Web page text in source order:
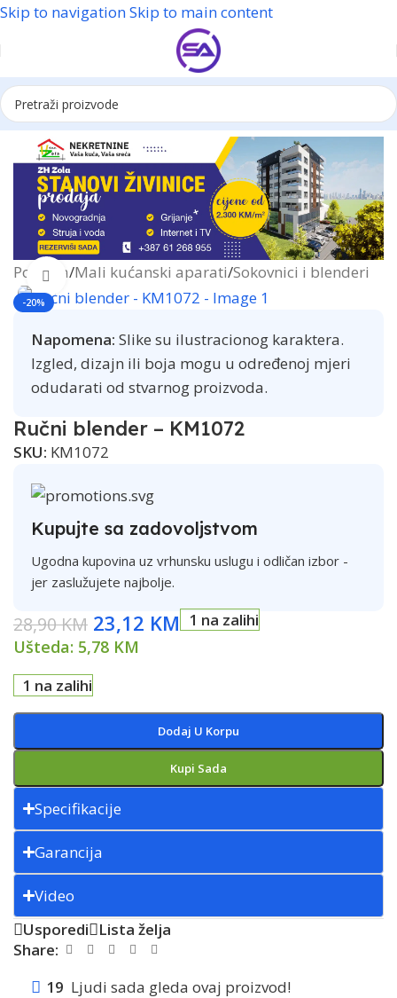
Skip to navigationSkip to main content
Reklama
Početna/Mali kućanski aparati/Sokovnici i blenderi
-20%
Click to enlarge
Napomena: Slike su ilustracionog karaktera.
Izgled, dizajn ili boja mogu u određenoj mjeri
odudarati od stvarnog proizvoda.
Ručni blender – KM1072
SKU: KM1072
Kupujte sa zadovoljstvom
Ugodna kupovina uz vrhunsku uslugu i odličan izbor -
jer zaslužujete najbolje.
28,90KM 23,12 KM 1 na zalihi
Ušteda: 5,78 KM
1 na zalihi
Dodaj U Korpu
Kupi Sada
Specifikacije
Garancija
Video
Usporedi
Lista želja
Share:
19 Ljudi sada gleda ovaj proizvod!